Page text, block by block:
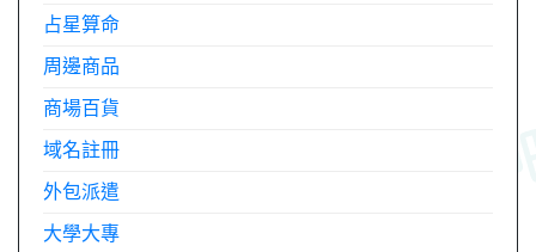
占星算命
周邊商品
商場百貨
域名註冊
外包派遣
大學大專